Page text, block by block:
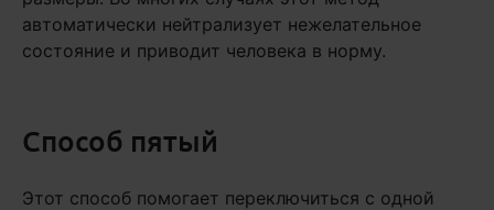
автоматически нейтрализует нежелательное
состояние и приводит человека в норму.
Способ пятый
Этот способ помогает переключиться с одной